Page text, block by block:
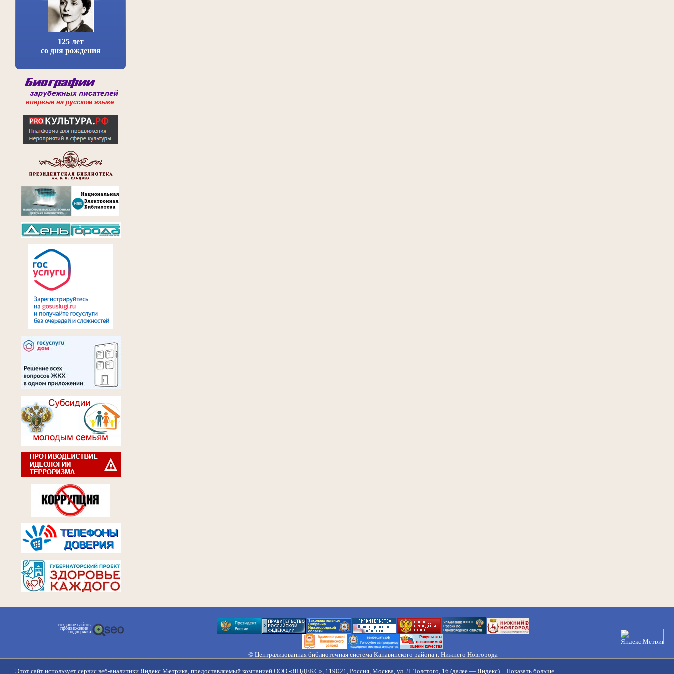
125 лет
со дня рождения
создание сайтов
продвижение
поддержка
© Централизованная библиотечная система Канавинского района г. Нижнего Новгорода
Правила обработки персональных данных
Этот сайт использует сервис веб-аналитики Яндекс Метрика, предоставляемый компанией ООО «ЯНДЕКС», 119021, Россия, Москва, ул. Л. Толстого, 16 (далее — Яндекс)... Показать больше